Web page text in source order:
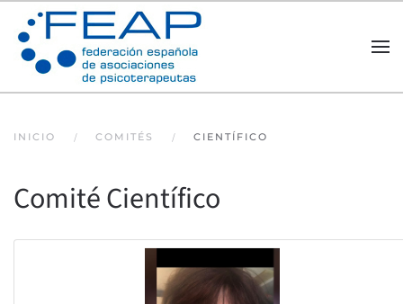
Skip to main content
INICIO COMITÉS CIENTÍFICO
Comité Científico